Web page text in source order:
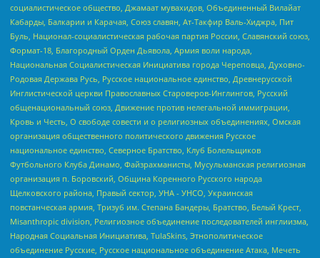
социалистическое общество, Джамаат мувахидов, Объединенный Вилайат
Кабарды, Балкарии и Карачая, Союз славян, Ат-Такфир Валь-Хиджра, Пит
Буль, Национал-социалистическая рабочая партия России, Славянский союз,
Формат-18, Благородный Орден Дьявола, Армия воли народа,
Национальная Социалистическая Инициатива города Череповца, Духовно-
Родовая Держава Русь, Русское национальное единство, Древнерусской
Инглистической церкви Православных Староверов-Инглингов, Русский
общенациональный союз, Движение против нелегальной иммиграции,
Кровь и Честь, О свободе совести и о религиозных объединениях, Омская
организация общественного политического движения Русское
национальное единство, Северное Братство, Клуб Болельщиков
Футбольного Клуба Динамо, Файзрахманисты, Мусульманская религиозная
организация п. Боровский, Община Коренного Русского народа
Щелковского района, Правый сектор, УНА - УНСО, Украинская
повстанческая армия, Тризуб им. Степана Бандеры, Братство, Белый Крест,
Misanthropic division, Религиозное объединение последователей инглиизма,
Народная Социальная Инициатива, TulaSkins, Этнополитическое
объединение Русские, Русское национальное объединение Атака, Мечеть